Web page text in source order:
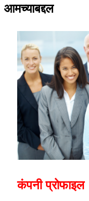
आमच्याबद्दल
कंपनी प्रोफाइल